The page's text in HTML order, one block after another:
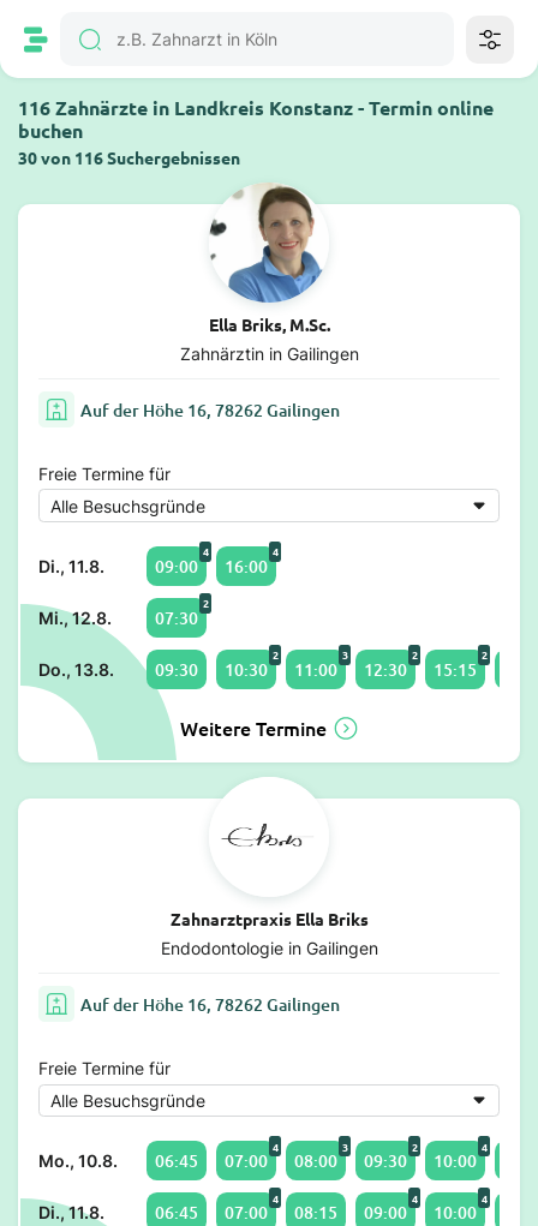
116 Zahnärzte in Landkreis Konstanz - Termin online
buchen
30 von 116 Suchergebnissen
Ella Briks, M.Sc.
Zahnärztin in Gailingen
Auf der Höhe 16, 78262 Gailingen
Freie Termine für
Di., 11.8. 09:00
4
16:00
4
Mi., 12.8. 07:30
2
Do., 13.8. 09:30 10:30
2
11:00
3
12:30
2
15:15
2
Weitere Termine
Zahnarztpraxis Ella Briks
Endodontologie in Gailingen
Auf der Höhe 16, 78262 Gailingen
Freie Termine für
Mo., 10.8. 06:45 07:00
4
08:00
3
09:30
2
10:00
4
Di., 11.8. 06:45 07:00
4
08:15 09:00
4
10:00
4